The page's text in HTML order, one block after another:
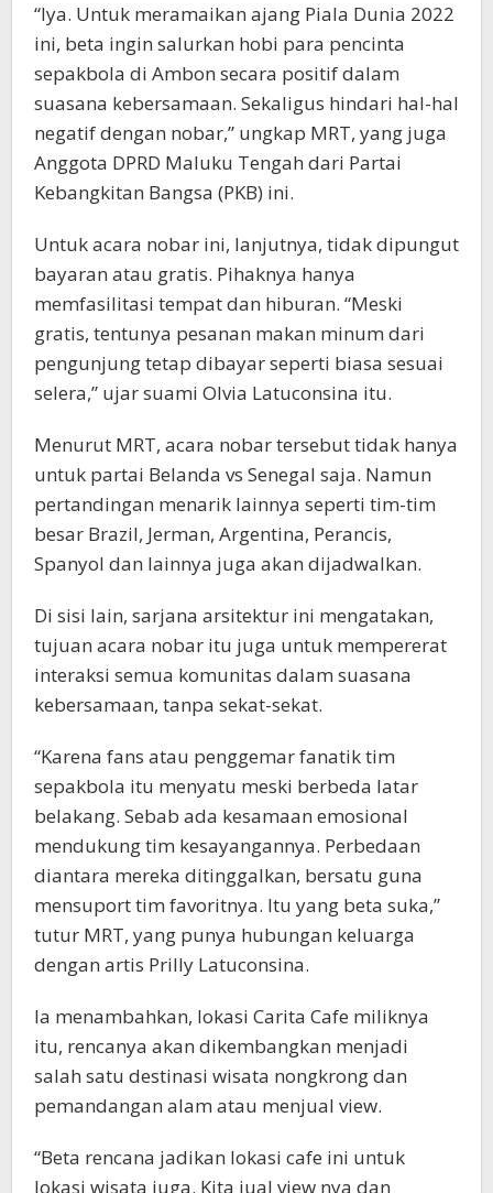
“Iya. Untuk meramaikan ajang Piala Dunia 2022
ini, beta ingin salurkan hobi para pencinta
sepakbola di Ambon secara positif dalam
suasana kebersamaan. Sekaligus hindari hal-hal
negatif dengan nobar,” ungkap MRT, yang juga
Anggota DPRD Maluku Tengah dari Partai
Kebangkitan Bangsa (PKB) ini.
Untuk acara nobar ini, lanjutnya, tidak dipungut
bayaran atau gratis. Pihaknya hanya
memfasilitasi tempat dan hiburan. “Meski
gratis, tentunya pesanan makan minum dari
pengunjung tetap dibayar seperti biasa sesuai
selera,” ujar suami Olvia Latuconsina itu.
Menurut MRT, acara nobar tersebut tidak hanya
untuk partai Belanda vs Senegal saja. Namun
pertandingan menarik lainnya seperti tim-tim
besar Brazil, Jerman, Argentina, Perancis,
Spanyol dan lainnya juga akan dijadwalkan.
Di sisi lain, sarjana arsitektur ini mengatakan,
tujuan acara nobar itu juga untuk mempererat
interaksi semua komunitas dalam suasana
kebersamaan, tanpa sekat-sekat.
“Karena fans atau penggemar fanatik tim
sepakbola itu menyatu meski berbeda latar
belakang. Sebab ada kesamaan emosional
mendukung tim kesayangannya. Perbedaan
diantara mereka ditinggalkan, bersatu guna
mensuport tim favoritnya. Itu yang beta suka,”
tutur MRT, yang punya hubungan keluarga
dengan artis Prilly Latuconsina.
Ia menambahkan, lokasi Carita Cafe miliknya
itu, rencanya akan dikembangkan menjadi
salah satu destinasi wisata nongkrong dan
pemandangan alam atau menjual view.
“Beta rencana jadikan lokasi cafe ini untuk
lokasi wisata juga. Kita jual view nya dan